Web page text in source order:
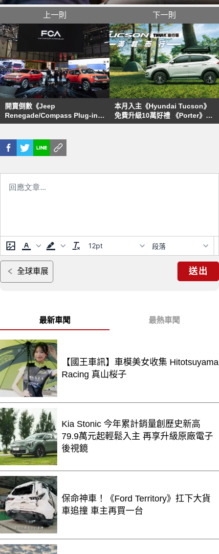
上一則
開賣倒數《Jeep
Renegade/Compass Plug-in
Hybrid》日內瓦同場亮相
下一則
本月入主《Hyundai Tucson》
免費升級10萬好禮 《Porter》與
《Mighty》超值優惠同步推出
12pt 段落
全球車展 送出
最新車聞 最熱車聞
【國王車訊】車模美女收集 Hitotsuyama
Racing 真山桜子
Kia Stonic 今年累計銷量創歷史新高
79.9萬元起輕鬆入主 再享升級原廠電子
後視鏡
保命神車！《Ford Territory》扛下大貨
車追撞 車主再買一台